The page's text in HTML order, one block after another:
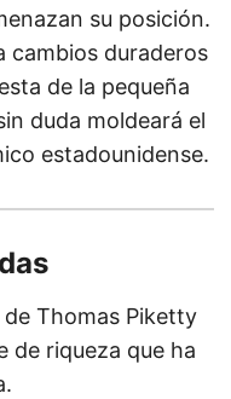
su posición.
cambios duraderos
de la pequeña
duda moldeará el
estadounidense.
de Thomas Piketty
de riqueza que ha